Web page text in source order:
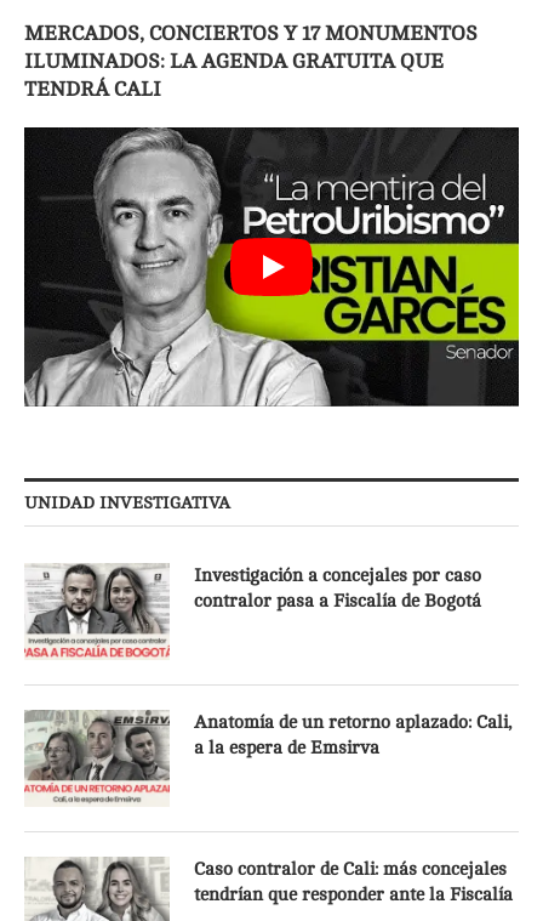
MERCADOS, CONCIERTOS Y 17 MONUMENTOS
ILUMINADOS: LA AGENDA GRATUITA QUE
TENDRÁ CALI
UNIDAD INVESTIGATIVA
Investigación a concejales por caso
contralor pasa a Fiscalía de Bogotá
Anatomía de un retorno aplazado: Cali,
a la espera de Emsirva
Caso contralor de Cali: más concejales
tendrían que responder ante la Fiscalía